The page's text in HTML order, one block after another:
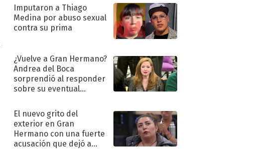
Imputaron a Thiago
Medina por abuso sexual
contra su prima
¿Vuelve a Gran Hermano?
Andrea del Boca
sorprendió al responder
sobre su eventual
El nuevo grito del
exterior en Gran
Hermano con una fuerte
acusación que dejó a